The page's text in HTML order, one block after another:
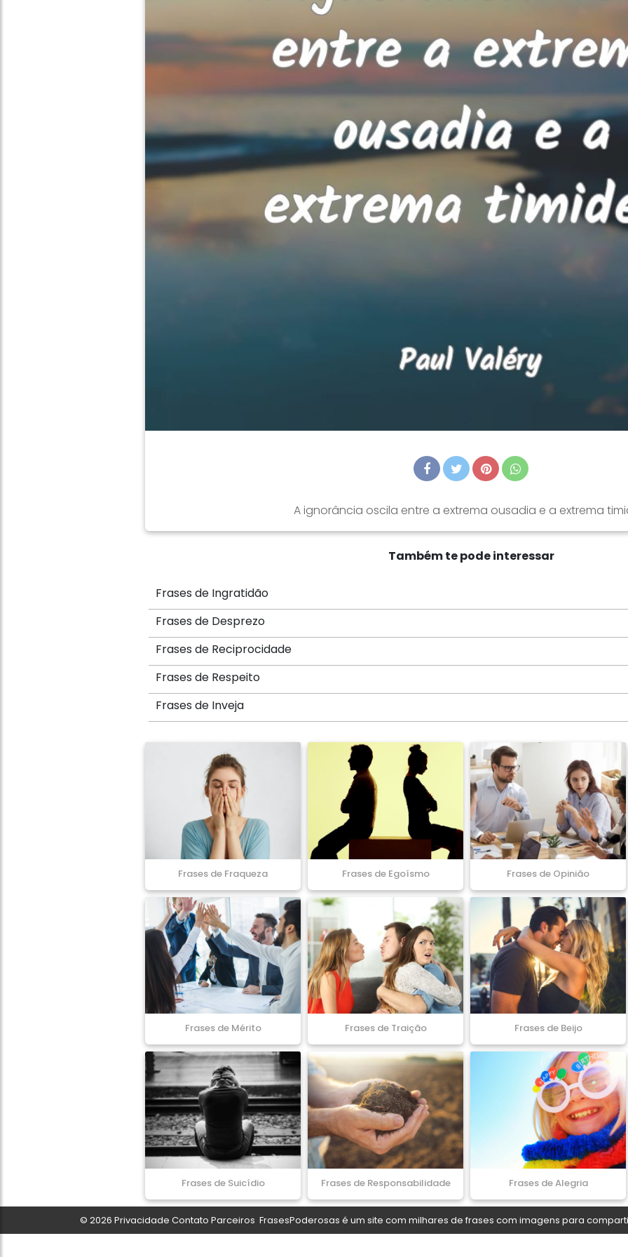
A ignorância oscila entre a extrema ousadia e a extrema
Também te pode interessar
Frases de Ingratidão
Frases de Desprezo
Frases de Reciprocidade
Frases de Respeito
Frases de Inveja
Frases de Fraqueza Frases de Egoísmo Frases de Opinião
Frases de Mérito Frases de Traição Frases de Beijo
Frases de Suicídio Frases de Responsabilidade Frases de Alegria
© 2026 Privacidade Contato Parceiros FrasesPoderosas é um site com milhares de frases com imagens para